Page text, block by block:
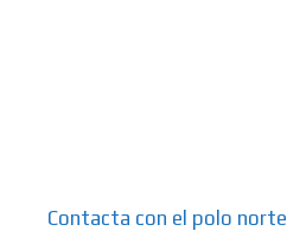
Contacta con el polo norte